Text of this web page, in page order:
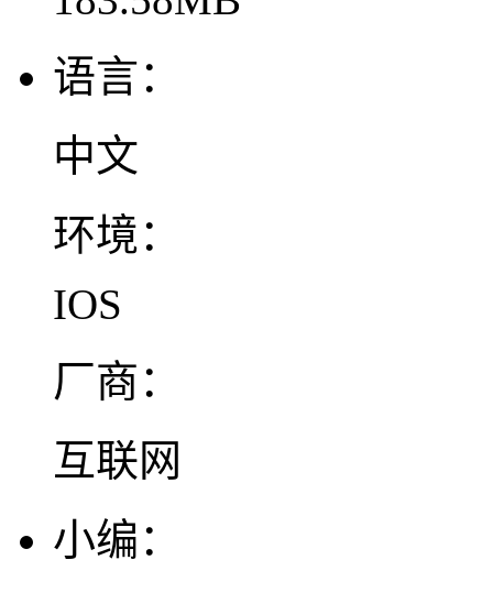
语言：
中文
环境：
IOS
厂商：
互联网
小编：